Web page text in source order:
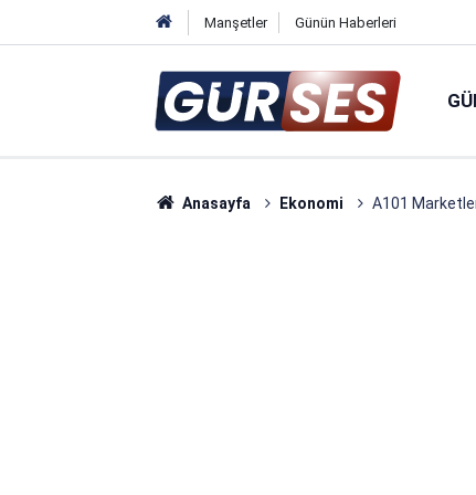
Manşetler Günün Haberleri
Anasayfa Ekonomi A101